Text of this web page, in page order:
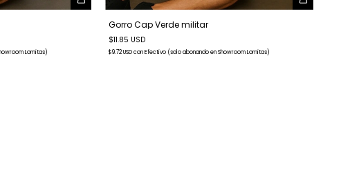
Lomitas)
Gorro Cap Verde militar
$11.85 USD
$9.72 USDconEfectivo (solo abonando en Showroom Lomitas)